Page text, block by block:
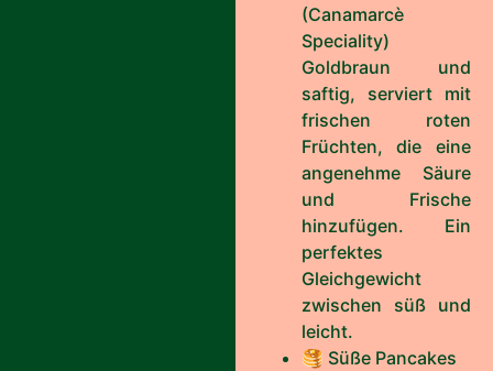
(Canamarcè
Speciality)
Goldbraun und
saftig, serviert mit
frischen roten
Früchten, die eine
angenehme Säure
und Frische
hinzufügen. Ein
perfektes
Gleichgewicht
zwischen süß und
leicht.
🥞 Süße Pancakes